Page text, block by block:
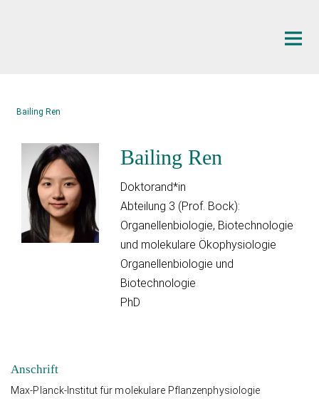
Bailing Ren
Bailing Ren
Doktorand*in
Abteilung 3 (Prof. Bock):
Organellenbiologie, Biotechnologie
und molekulare Ökophysiologie
Organellenbiologie und
Biotechnologie
PhD
Anschrift
Max-Planck-Institut für molekulare Pflanzenphysiologie